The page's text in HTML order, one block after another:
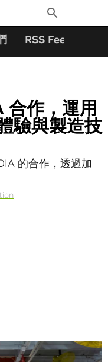
Toggle
Search
RSS Feeds
合作，運用
驗與製造技
的合作，透過加